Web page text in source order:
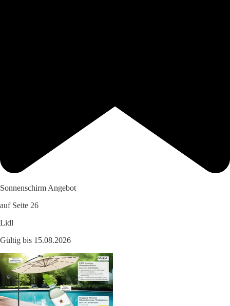
Sonnenschirm Angebot
auf Seite 26
Lidl
Gültig bis 15.08.2026